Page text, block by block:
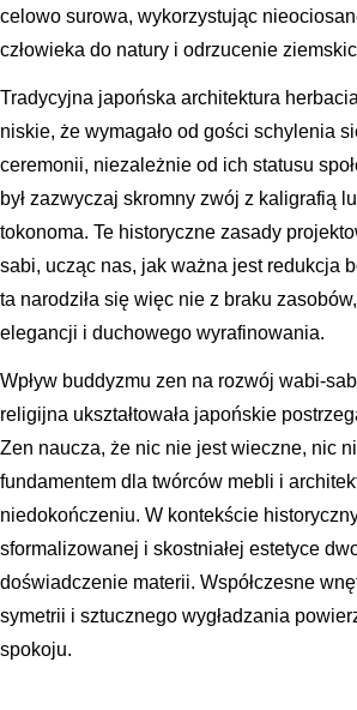
celowo surowa, wykorzystując
człowieka do natury i odrzucenie
Tradycyjna japońska architektura
niskie, że wymagało od gości schylenia
ceremonii, niezależnie od ich statusu
był zazwyczaj skromny zwój z kaligrafią
tokonoma. Te historyczne zasady
sabi, ucząc nas, jak ważna jest redukcja
ta narodziła się więc nie z braku
elegancji i duchowego wyrafinowania.
Wpływ buddyzmu zen na rozwój wabi-
religijna ukształtowała japońskie
Zen naucza, że nic nie jest wieczne, nic
fundamentem dla twórców mebli i
niedokończeniu. W kontekście
sformalizowanej i skostniałej estetyce
doświadczenie materii. Współczesne
symetrii i sztucznego wygładzania
spokoju.